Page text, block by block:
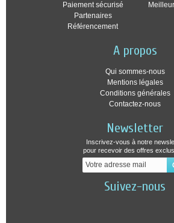
Paiement sécurisé
Partenaires
Référencement
A propos
Qui sommes-nous
Mentions légales
Conditions générales
Contactez-nous
Newsletter
Inscrivez-vous à notre
pour recevoir des offres
Suivez-nous